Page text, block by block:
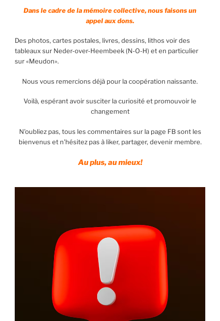
Dans le cadre de la mémoire collective, nous faisons un
appel aux dons.
Des photos, cartes postales, livres, dessins, lithos voir des
tableaux sur Neder-over-Heembeek (N-O-H) et en particulier
sur «Meudon».
Nous vous remercions déjà pour la coopération naissante.
Voilà, espérant avoir susciter la curiosité et promouvoir le
changement
N'oubliez pas, tous les commentaires sur la page FB sont les
bienvenus et n'hésitez pas à liker, partager, devenir membre.
Au plus, au mieux!